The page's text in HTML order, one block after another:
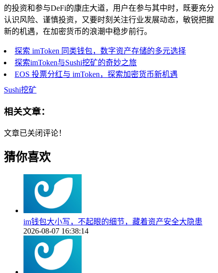
的投资和参与DeFi的康庄大道，用户在参与其中时，既要充分
认识风险、谨慎投资，又要时刻关注行业发展动态，敏锐把握
新的机遇，在加密货币的浪潮中稳步前行。
探索 imToken 同类钱包，数字资产存储的多元选择
探索imToken与Sushi挖矿的奇妙之旅
EOS 投票分红与 imToken，探索加密货币新机遇
Sushi挖矿
相关文章：
文章已关闭评论！
猜你喜欢
im钱包大小写，不起眼的细节，藏着资产安全大隐患
2026-08-07 16:38:14